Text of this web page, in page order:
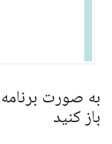
باز کنید